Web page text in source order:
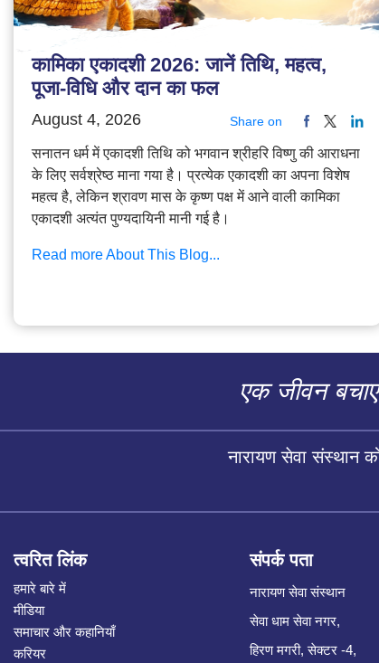
कामिका एकादशी 2026: जानें तिथि, महत्व,
पूजा-विधि और दान का फल
August 4, 2026 Share on
सनातन धर्म में एकादशी तिथि को भगवान श्रीहरि विष्णु की आराधना
के लिए सर्वश्रेष्ठ माना गया है। प्रत्येक एकादशी का अपना विशेष
महत्व है, लेकिन श्रावण मास के कृष्ण पक्ष में आने वाली कामिका
एकादशी अत्यंत पुण्यदायिनी मानी गई है।
Read more About This Blog...
एक जीवन
नारायण सेवा संस्थान
त्वरित लिंक
हमारे बारे में
मीडिया
समाचार और कहानियाँ
करियर
संपर्क पता
नारायण सेवा संस्थान
सेवा धाम सेवा नगर,
हिरण मगरी, सेक्टर -4,